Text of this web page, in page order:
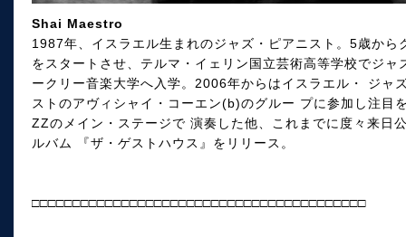
Shai Maestro
1987年、イスラエル生まれのジャズ・ピアニスト。5歳か
をスタートさせ、テルマ・イェリン国立芸術高等学校でジ
ークリー音楽大学へ入学。2006年からはイスラエル・ ジャ
ストのアヴィシャイ・コーエン(b)のグルー プに参加し注目
ZZのメイン・ステージで 演奏した他、これまでに度々来日
ルバム 『ザ・ゲストハウス』をリリース。
□□□□□□□□□□□□□□□□□□□□□□□□□□□□□□□□□□□□□□□□□